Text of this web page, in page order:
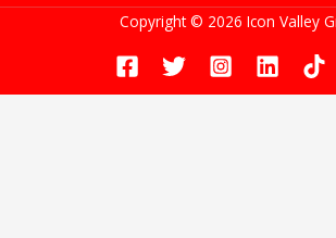
Copyright © 2026 Icon Valley